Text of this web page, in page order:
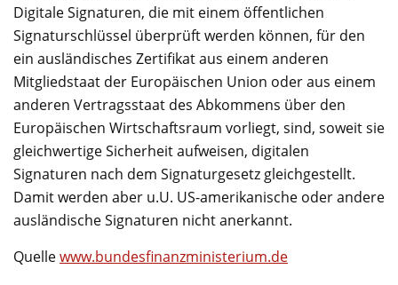
Digitale Signaturen, die mit einem öffentlichen
Signaturschlüssel überprüft werden können, für den
ein ausländisches Zertifikat aus einem anderen
Mitgliedstaat der Europäischen Union oder aus einem
anderen Vertragsstaat des Abkommens über den
Europäischen Wirtschaftsraum vorliegt, sind, soweit sie
gleichwertige Sicherheit aufweisen, digitalen
Signaturen nach dem Signaturgesetz gleichgestellt.
Damit werden aber u.U. US-amerikanische oder andere
ausländische Signaturen nicht anerkannt.
Quellewww.bundesfinanzministerium.de